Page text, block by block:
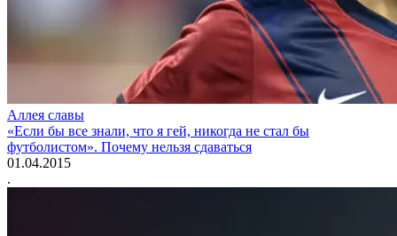
Аллея славы
«Если бы все знали, что я гей, никогда не стал бы
футболистом». Почему нельзя сдаваться
01.04.2015
.